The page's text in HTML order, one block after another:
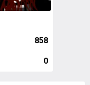
858
0